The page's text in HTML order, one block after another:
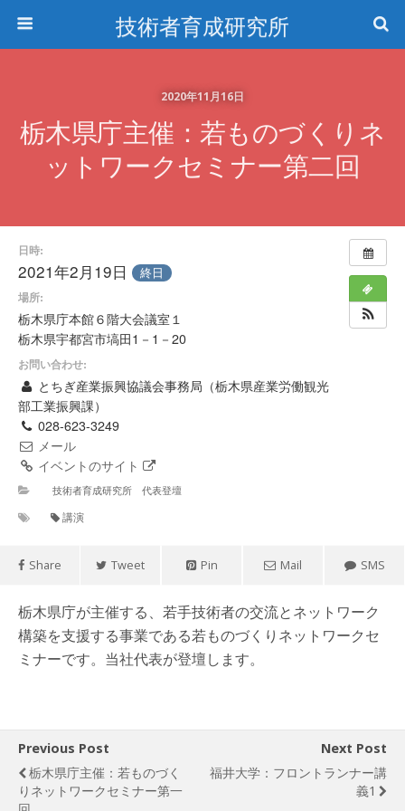
技術者育成研究所
2020年11月16日
栃木県庁主催：若ものづくりネ
ットワークセミナー第二回
日時:
2021年2月19日 終日
場所:
栃木県庁本館６階大会議室１
栃木県宇都宮市塙田1－1－20
お問い合わせ:
とちぎ産業振興協議会事務局（栃木県産業労働観光
部工業振興課）
028-623-3249
メール
イベントのサイト
技術者育成研究所 代表登壇
講演
Share Tweet Pin Mail SMS
栃木県庁が主催する、若手技術者の交流とネットワーク
構築を支援する事業である若ものづくりネットワークセ
ミナーです。当社代表が登壇します。
Previous Post
栃木県庁主催：若ものづく
りネットワークセミナー第一
Next Post
福井大学：フロントランナー講
義1